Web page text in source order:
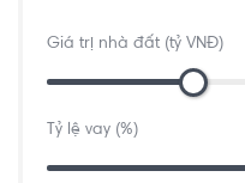
Giá trị nhà đất (tỷ VNĐ)
Tỷ lệ vay (%)